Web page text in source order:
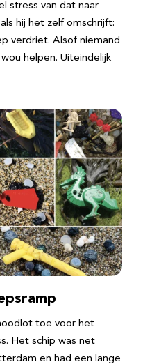
stress van dat naar
hij het zelf omschrijft:
verdriet. Alsof niemand
helpen. Uiteindelijk
toe voor het
Het schip was net
en had een lange